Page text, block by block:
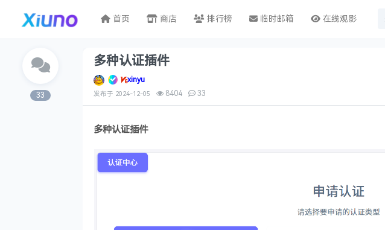
首页 商店 排行榜 临时邮箱 在线观影
33
多种认证插件
xinyu
发布于 2024-12-05 8404 33
多种认证插件